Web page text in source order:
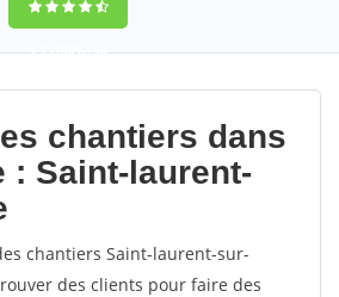
9,5(100%)56
votes
chantiers dans
: Saint-laurent-
chantiers Saint-laurent-sur-
des clients pour faire des